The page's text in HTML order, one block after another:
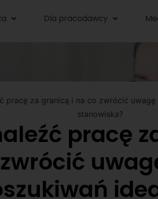
Dla pracodawcy
pracę za granicą i na co zwrócić
stanowiska?
pracę